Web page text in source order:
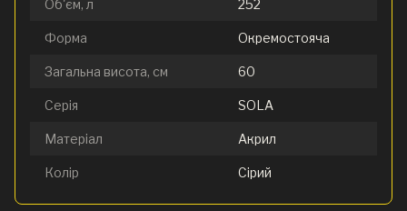
Об'єм, л 252
Форма Окремостояча
Загальна висота, см 60
Серія SOLA
Матеріал Акрил
Колір Сірий